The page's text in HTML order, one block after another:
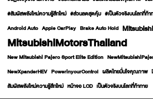
#สัมผัสพลังใหม่ความรู้สึกใหม่ #ส่วนลดสุดคุ้ม #เป็นตัวจริงบนโลกที่ท้า
Android Auto Apple CarPlay Brake Auto Hold
MitsubishiMotorsThailand
New Mitsubishi Pajero Sport Elite Edition
NewXpanderHEV PowerinyourControl ผลิตไทยมั่นใจคุณภาพ
สัมผัสพลังใหม่ความรู้สึกใหม่ หน้าจอ LCD เป็นตัวจริงบนโลกที่ท้าทาย